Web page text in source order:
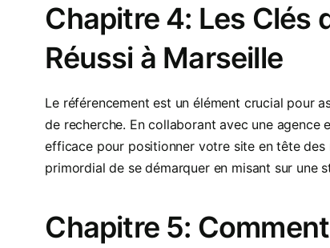
Chapitre 4: Les Clés
Réussi à Marseille
Le référencement est un élément crucial pour
de recherche. En collaborant avec une agence
efficace pour positionner votre site en tête
primordial de se démarquer en misant sur une
Chapitre 5: